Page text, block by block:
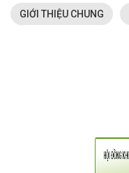
GIỚI THIỆU CHUNG